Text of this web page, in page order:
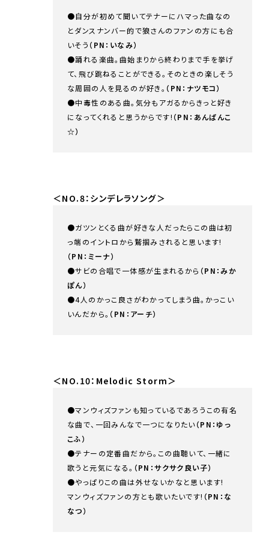
●自分が初めて聞いてテナーにハマった曲なの
とダンスナンバー的で狼さんのファンの方にも合
いそう （PN：いなみ）
●踊れる楽曲。曲始まりから終わりまで手を挙げ
て、飛び跳ねることができる。そのときの楽しそう
な周囲の人を見るのが好き。 （PN：ナツモコ）
●中毒性のある曲。気分もアガるからきっと好き
になってくれると思うからです! （PN：あんぱんこ
☆）
＜NO.8：シンデレラソング＞
●ガツンとくる曲が好きな人だったらこの曲は初
っ端のイントロから鷲掴みされると思います!
（PN：ミーナ）
●サビの合唱で一体感が生まれるから （PN：みか
ぽん）
●4人のかっこ良さがわかってしまう曲。かっこい
いんだから。 （PN：アーチ）
＜NO.10：Melodic Storm＞
●マンウィズファンも知っているであろうこの有名
な曲で、一回みんなで一つになりたい（PN：ゆっ
こふ）
●テナーの定番曲だから。この曲聴いて、一緒に
歌うと元気になる。 （PN：サクサク良い子）
●やっぱりこの曲は外せないかなと思います!
マンウィズファンの方とも歌いたいです! （PN：な
なつ）